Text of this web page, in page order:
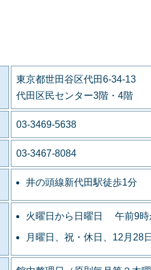
東京都世田谷区代田6-34-13
代田区民センター3階・4階
03-3469-5638
03-3467-8084
井の頭線新代田駅徒歩1分
火曜日から日曜日 午前9時
月曜日、祝・休日、12月